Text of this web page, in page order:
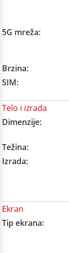
5G mreža:
Brzina:
SIM:
Telo i izrada
Dimenzije:
Težina:
Izrada:
Ekran
Tip ekrana: